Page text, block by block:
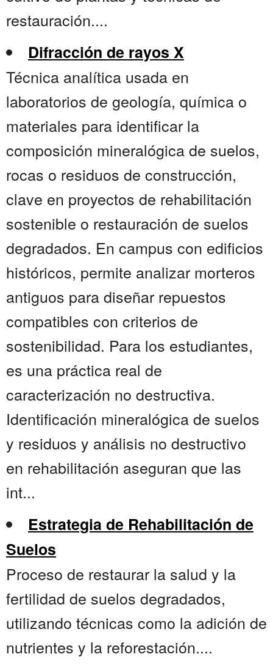
restauración....
Difracción de rayos X
Técnica analítica usada en
laboratorios de geología, química o
materiales para identificar la
composición mineralógica de suelos,
rocas o residuos de construcción,
clave en proyectos de rehabilitación
sostenible o restauración de suelos
degradados. En campus con edificios
históricos, permite analizar morteros
antiguos para diseñar repuestos
compatibles con criterios de
sostenibilidad. Para los estudiantes,
es una práctica real de
caracterización no destructiva.
Identificación mineralógica de suelos
y residuos y análisis no destructivo
en rehabilitación aseguran que las
int...
Estrategia de Rehabilitación de
Suelos
Proceso de restaurar la salud y la
fertilidad de suelos degradados,
utilizando técnicas como la adición de
nutrientes y la reforestación....